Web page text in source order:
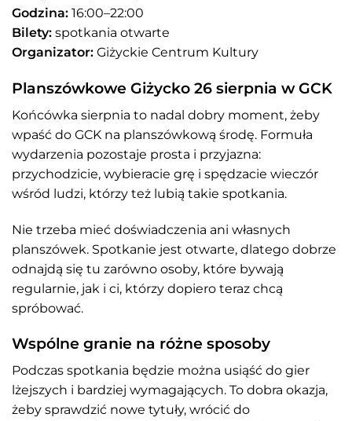
Godzina: 16:00–22:00
Bilety: spotkania otwarte
Organizator: Giżyckie Centrum Kultury
Planszówkowe Giżycko 26 sierpnia w GCK
Końcówka sierpnia to nadal dobry moment, żeby
wpaść do GCK na planszówkową środę. Formuła
wydarzenia pozostaje prosta i przyjazna:
przychodzicie, wybieracie grę i spędzacie wieczór
wśród ludzi, którzy też lubią takie spotkania.
Nie trzeba mieć doświadczenia ani własnych
planszówek. Spotkanie jest otwarte, dlatego dobrze
odnajdą się tu zarówno osoby, które bywają
regularnie, jak i ci, którzy dopiero teraz chcą
spróbować.
Wspólne granie na różne sposoby
Podczas spotkania będzie można usiąść do gier
lżejszych i bardziej wymagających. To dobra okazja,
żeby sprawdzić nowe tytuły, wrócić do